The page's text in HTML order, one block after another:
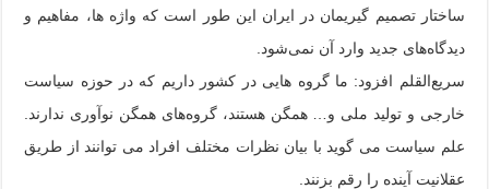
ساختار تصمیم گیریمان در ایران این طور است که واژه ها، مفاهیم و
دیدگاه‌های جدید وارد آن نمی‌شود.
سریع‌القلم افزود: ما گروه هایی در کشور داریم که در حوزه سیاست
خارجی و تولید ملی و… همگن هستند، گروه‌های همگن نوآوری ندارند.
علم سیاست می گوید با بیان نظرات مختلف افراد می توانند از طریق
عقلانیت آینده را رقم بزنند.